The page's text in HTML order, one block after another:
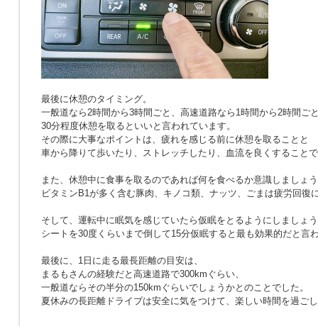
最後に休憩のタイミング。
一般道なら2時間から3時間ごと、高速道路なら1時間から2時間ご
30分程度休憩を取るといいと言われています。
その際に大事なポイントは、疲れを感じる前に休憩を取ることと
車から降りて歩いたり、ストレッチしたり、血流を良くすること
また、休憩中に食事を取るのであれば何を食べるか意識しましょ
ビタミンB1が多く含む豚肉、キノコ類、ナッツ、ごまは疲労回復
そして、運転中に眠気を感じていたら仮眠をとるようにしましょ
シートを30度くらいまで倒して15分仮眠すると最も効果的だと言
最後に、1日に走る最長距離の目安は、
まるもさんの経験だと高速道路で300kmぐらい、
一般道ならその半分の150kmぐらいでしょうかとのことでした。
夏休みの長距離ドライブは安全に気をつけて、楽しい時間を過ご